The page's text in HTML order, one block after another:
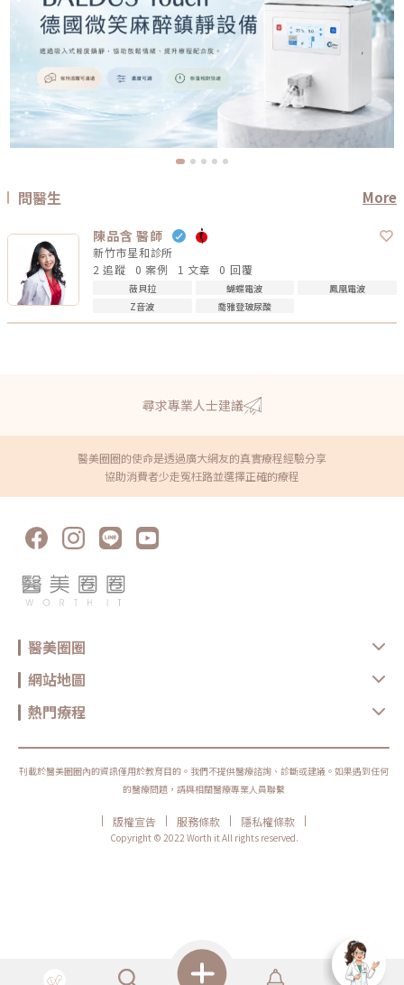
問醫生 More
陳品含 醫師
新竹市星和診所
2 追蹤
0 案例 1 文章 0 回覆
薇貝拉 蝴蝶電波
鳳凰電波
Z音波
喬雅登玻尿酸
尋求專業人士建議
醫美圈圈的使命是透過廣大網友的真實療程經驗分享
協助消費者少走冤枉路並選擇正確的療程
醫美圈圈
網站地圖
熱門療程
刊載於醫美圈圈內的資訊僅用於教育目的。我們不提供醫療諮詢、診斷或建議。如果遇到任何
的醫療問題，請與相關醫療專業人員聯繫
| 版權宣告 | 服務條款 | 隱私權條款
|
Copyright © 2022 Worth it All rights reserved.